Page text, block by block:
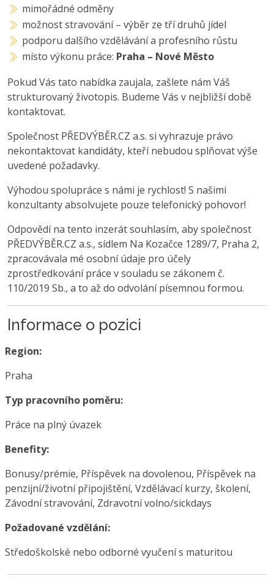
mimořádné odměny
možnost stravování – výběr ze tří druhů jídel
podporu dalšího vzdělávání a profesního růstu
místo výkonu práce: Praha – Nové Město
Pokud Vás tato nabídka zaujala, zašlete nám Váš
strukturovaný životopis. Budeme Vás v nejbližší době
kontaktovat.
Společnost PŘEDVÝBĚR.CZ a.s. si vyhrazuje právo
nekontaktovat kandidáty, kteří nebudou splňovat výše
uvedené požadavky.
Výhodou spolupráce s námi je rychlost! S našimi
konzultanty absolvujete pouze telefonický pohovor!
Odpovědí na tento inzerát souhlasím, aby společnost
PŘEDVÝBĚR.CZ a.s., sídlem Na Kozačce 1289/7, Praha 2,
zpracovávala mé osobní údaje pro účely
zprostředkování práce v souladu se zákonem č.
110/2019 Sb., a to až do odvolání písemnou formou.
Informace o pozici
Region:
Praha
Typ pracovního poměru:
Práce na plný úvazek
Benefity:
Bonusy/prémie, Příspěvek na dovolenou, Příspěvek na
penzijní/životní připojištění, Vzdělávací kurzy, školení,
Závodní stravování, Zdravotní volno/sickdays
Požadované vzdělání:
Středoškolské nebo odborné vyučení s maturitou